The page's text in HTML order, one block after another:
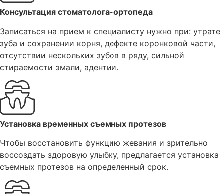
Консультация стоматолога-ортопеда
Записаться на прием к специалисту нужно при: утрате
зуба и сохранении корня, дефекте коронковой части,
отсутствии нескольких зубов в ряду, сильной
стираемости эмали, адентии.
Установка временных съемных протезов
Чтобы восстановить функцию жевания и зрительно
воссоздать здоровую улыбку, предлагается установка
съемных протезов на определенный срок.